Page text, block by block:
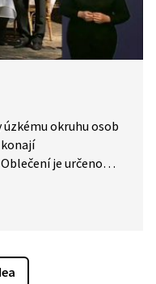
úzkému okruhu osob
je určeno
existují i další
v tom vyznat?